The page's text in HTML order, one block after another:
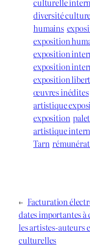
diversité
humains
exposition
exposition
exposition
exposition
œuvres inédites
artistique
exposition
artistique
Tarn
← Facturation
dates importantes
les artistes-auteurs
culturelles